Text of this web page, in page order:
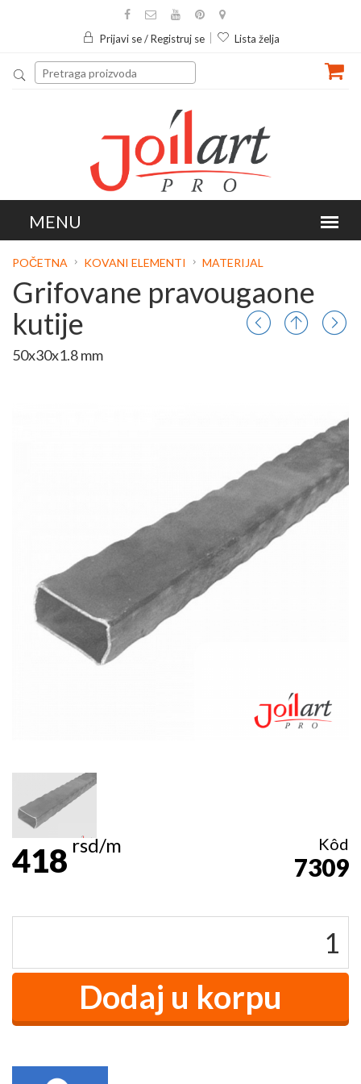
Prijavi se / Registruj se Lista želja
POČETNA KOVANI ELEMENTI MATERIJAL
Grifovane pravougaone
kutije
50x30x1.8 mm
418rsd/m Kôd
7309